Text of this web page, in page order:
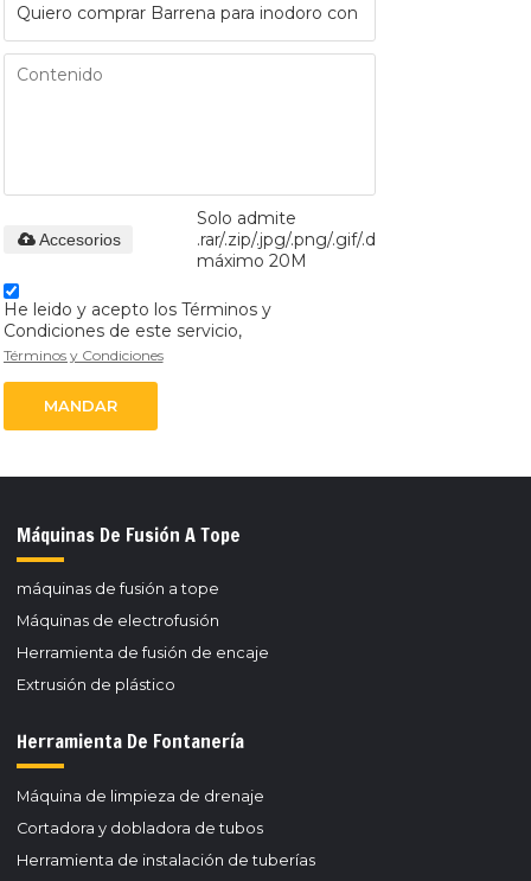
Solo admite
.rar/.zip/.jpg/.png/.gif/.doc/.xls/.pdf,
máximo 20M
Accesorios
He leido y acepto los Términos y
Condiciones de este servicio,
Términos y Condiciones
MANDAR
Máquinas De Fusión A Tope
máquinas de fusión a tope
Máquinas de electrofusión
Herramienta de fusión de encaje
Extrusión de plástico
Herramienta De Fontanería
Máquina de limpieza de drenaje
Cortadora y dobladora de tubos
Herramienta de instalación de tuberías